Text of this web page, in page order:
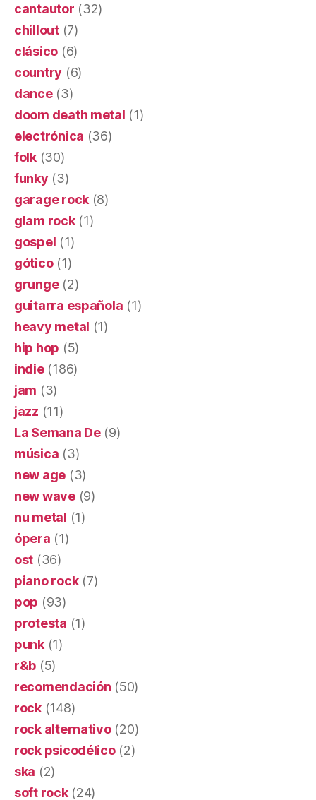
cantautor (32)
chillout(7)
clásico (6)
country (6)
dance(3)
doom death metal (1)
electrónica (36)
folk(30)
funky (3)
garage rock (8)
glam rock(1)
gospel (1)
gótico(1)
grunge(2)
guitarra española (1)
heavy metal (1)
hip hop (5)
indie(186)
jam (3)
jazz (11)
La Semana De(9)
música (3)
new age (3)
new wave(9)
nu metal (1)
ópera (1)
ost (36)
piano rock(7)
pop (93)
protesta (1)
punk(1)
r&b (5)
recomendación (50)
rock(148)
rock alternativo(20)
rock psicodélico(2)
ska (2)
soft rock(24)